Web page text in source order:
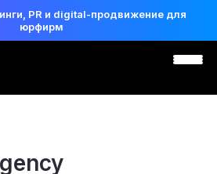
PR и digital-продвижение для
юрфирм